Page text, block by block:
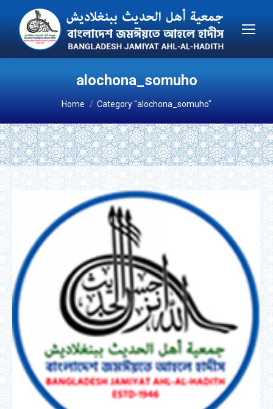
alochona_somuho
You are here:
Home Category "alochona_somuho"